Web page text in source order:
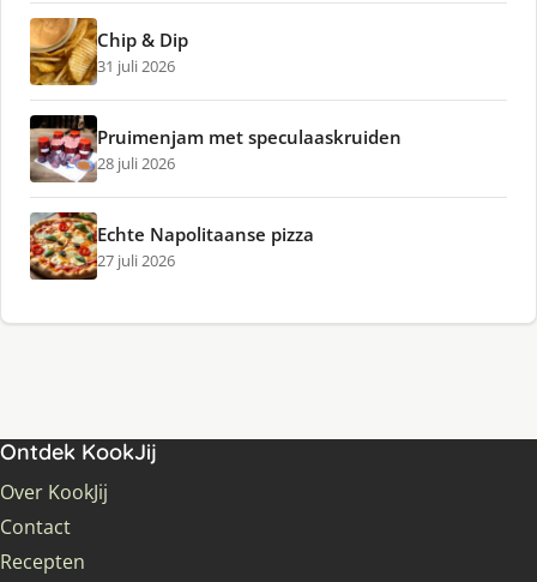
Chip & Dip
31 juli 2026
Pruimenjam met speculaaskruiden
28 juli 2026
Echte Napolitaanse pizza
27 juli 2026
Ontdek KookJij
Over KookJij
Contact
Recepten